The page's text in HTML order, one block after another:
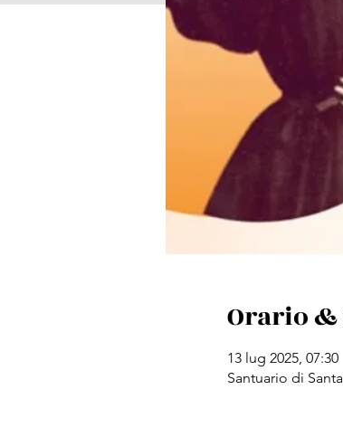
Orario &
13 lug 2025, 07:30
Santuario di